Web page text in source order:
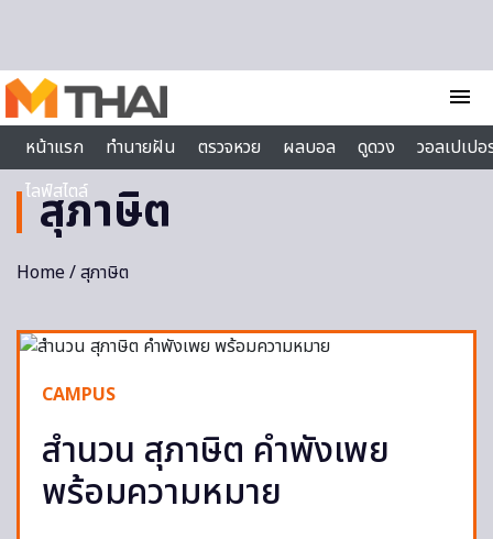
menu
หน้าแรก
ทำนายฝัน ตรวจหวย ผลบอล ดูดวง
วอลเปเป
ไลฟ์สไตล์
สุภาษิต
Home/ สุภาษิต
CAMPUS
สำนวน สุภาษิต คำพังเพย
พร้อมความหมาย